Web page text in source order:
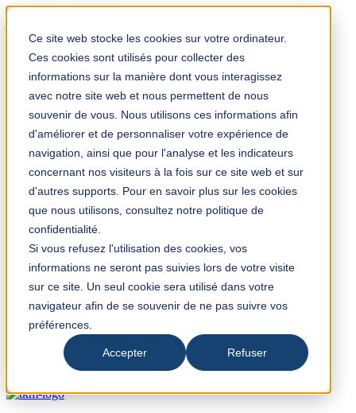
Ce site web stocke les cookies sur votre ordinateur.
Ces cookies sont utilisés pour collecter des
informations sur la manière dont vous interagissez
avec notre site web et nous permettent de nous
souvenir de vous. Nous utilisons ces informations afin
d'améliorer et de personnaliser votre expérience de
navigation, ainsi que pour l'analyse et les indicateurs
concernant nos visiteurs à la fois sur ce site web et sur
d'autres supports. Pour en savoir plus sur les cookies
que nous utilisons, consultez notre politique de
confidentialité.
Si vous refusez l'utilisation des cookies, vos
informations ne seront pas suivies lors de votre visite
sur ce site. Un seul cookie sera utilisé dans votre
navigateur afin de se souvenir de ne pas suivre vos
préférences.
Accepter Refuser
Solution Finder
TKM App
fr
+33 (0) 3 28 35 08 00
TKM France
59910 Bondues
France
contact@tkmfrance.com